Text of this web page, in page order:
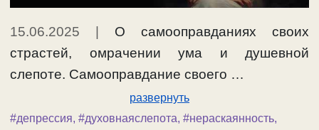
15.06.2025
О самооправданиях своих
страстей, омрачении ума и душевной
слепоте. Самооправдание своего …
развернуть
#депрессия, #духовнаяслепота, #нераскаянность,